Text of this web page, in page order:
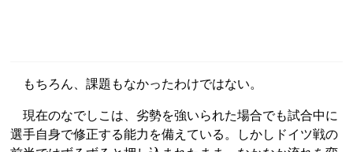
もちろん、課題もなかったわけではない。
現在のなでしこは、劣勢を強いられた場合でも試合中に
選手自身で修正する能力を備えている。しかしドイツ戦の